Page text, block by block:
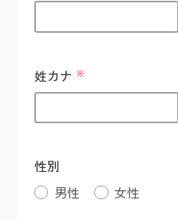
姓カナ ※
性別
男性
女性